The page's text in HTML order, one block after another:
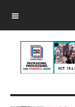
OFF CANVAS